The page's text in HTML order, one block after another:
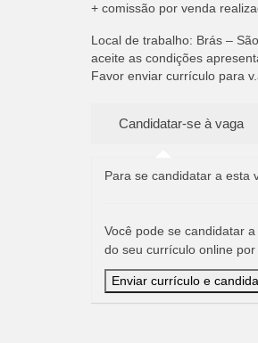
+ comissão por venda
Local de trabalho: Brás –
aceite as condições
Favor enviar currículo para
Para se candidatar a esta
Você pode se candidatar
do seu currículo online